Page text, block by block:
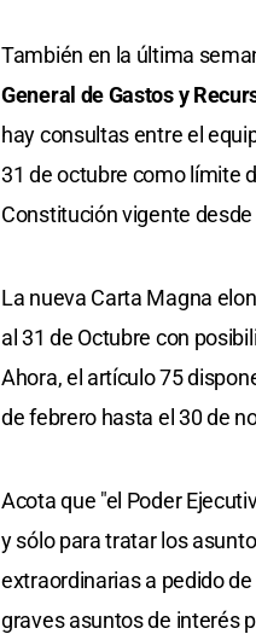
También en la última
General de Gastos y
hay consultas entre el
31 de octubre como límite
Constitución vigente
La nueva Carta Magna
al 31 de Octubre con
Ahora, el artículo 75
de febrero hasta el 30 de
Acota que "el Poder
y sólo para tratar los
extraordinarias a pedido
graves asuntos de interés